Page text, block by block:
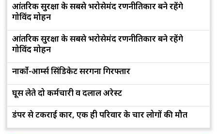
आंतरिक सुरक्षा के सबसे भरोसेमंद रणनीतिकार बने रहेंगे
गोविंद मोहन
आंतरिक सुरक्षा के सबसे भरोसेमंद रणनीतिकार बने रहेंगे
गोविंद मोहन
नार्को-आर्म्स सिंडिकेट सरगना गिरफ्तार
घूस लेते दो कर्मचारी व दलाल अरेस्ट
डंपर से टकराई कार, एक ही परिवार के चार लोगों की मौत